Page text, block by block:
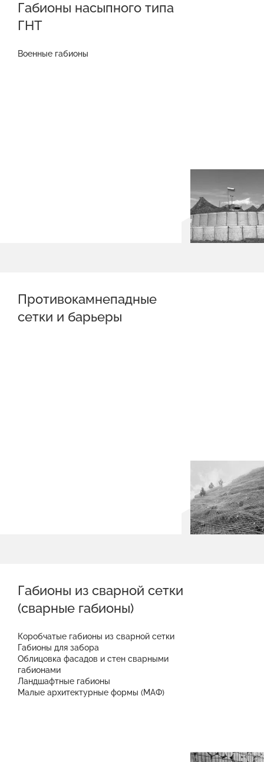
Габионы насыпного типа
ГНТ
Военные габионы
Противокамнепадные
сетки и барьеры
Габионы из сварной сетки
(сварные габионы)
Коробчатые габионы из сварной сетки
Габионы для забора
Облицовка фасадов и стен сварными
габионами
Ландшафтные габионы
Малые архитектурные формы (МАФ)